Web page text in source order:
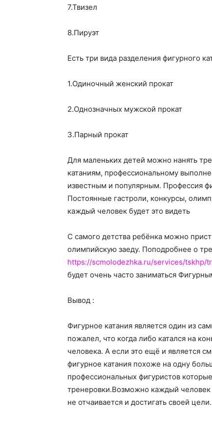
7.Твизел
8.Пируэт
Есть три вида разделения фигурного
1.Одиночный женский прокат
2.Однозначных мужской прокат
3.Парный прокат
Для маленьких детей можно нанять
катаниям, профессиональному
известным и популярным. Профессия
Постоянные гастроли, конкурсы,
каждый человек будет это видеть
С самого детства ребёнка можно
олимпийскую заеду. Поподробнее о
https://scmolodezhka.ru/services/tskhp/
будет очень часто заниматься
Вывод :
Фигурное катания является один из
пожалел, что когда либо катался на
человека. А если это ещё и является
фигурное катания похоже на одну
профессиональных фигуристов
тренеровки.Возможно каждый человек
не отчаивается и достигать своей цели.